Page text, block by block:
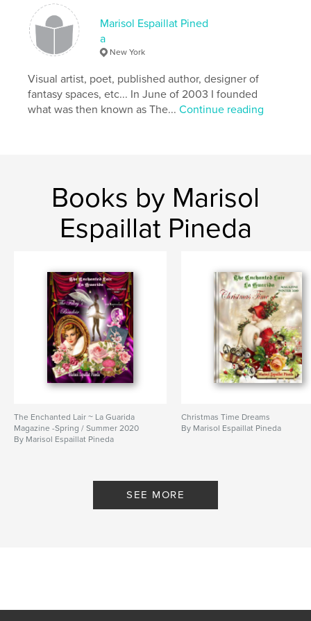
Publish Date:
May 11, 2022
LanguageSpanish
Keywords
La Guarida , Poesía. Marisol Espaillat Pineda
Marisol Espaillat Pined
a
New York
Visual artist, poet, published author, designer of
fantasy spaces, etc... In June of 2003 I founded
what was then known as The...Continue reading
Books by Marisol
Espaillat Pineda
The Enchanted Lair ~ La Guarida
Magazine -Spring / Summer 2020
By Marisol Espaillat Pineda
Christmas Time Dreams
By Marisol Espaillat Pineda
SEE MORE